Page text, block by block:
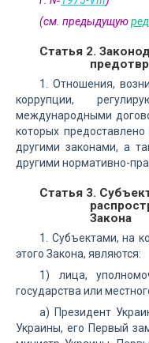
(см. предыдущую
Статья 2.
1. Отношения,
коррупции,
международными
которых
другими законами, а
другими нормативно-
Статья 3.
Закона
1. Субъектами, на
этого Закона, являются:
1) лица,
государства или
а) Президент
Украины, его Первый